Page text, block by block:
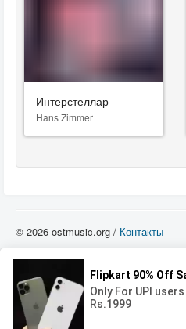
Интерстеллар
Hans Zimmer
© 2026 ostmusic.org / Контакты
можете использовать такие материалы
использование производится с
вы должны приобрести лицензионную